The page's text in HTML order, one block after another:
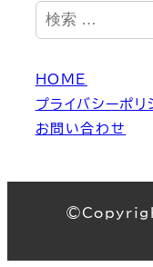
検
索
HOME
プライバシーポリ
お問い合わせ